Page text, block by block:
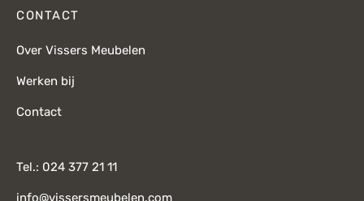
CONTACT
Over Vissers Meubelen
Werken bij
Contact
Tel.: 024 377 21 11
info@vissersmeubelen.com